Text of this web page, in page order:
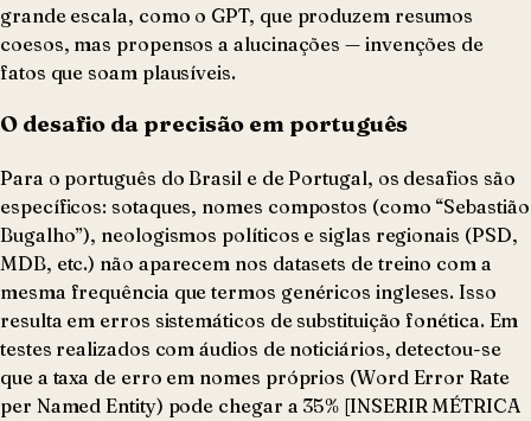
grande escala, como o GPT, que produzem resumos
coesos, mas propensos a alucinações — invenções de
fatos que soam plausíveis.
O desafio da precisão em português
Para o português do Brasil e de Portugal, os desafios são
específicos: sotaques, nomes compostos (como “Sebastião
Bugalho”), neologismos políticos e siglas regionais (PSD,
MDB, etc.) não aparecem nos datasets de treino com a
mesma frequência que termos genéricos ingleses. Isso
resulta em erros sistemáticos de substituição fonética. Em
testes realizados com áudios de noticiários, detectou-se
que a taxa de erro em nomes próprios (Word Error Rate
per Named Entity) pode chegar a 35% [INSERIR MÉTRICA